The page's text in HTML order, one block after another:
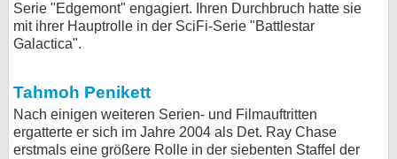
Serie "Edgemont" engagiert. Ihren Durchbruch hatte sie
mit ihrer Hauptrolle in der SciFi-Serie "Battlestar
Galactica".
Tahmoh Penikett
Nach einigen weiteren Serien- und Filmauftritten
ergatterte er sich im Jahre 2004 als Det. Ray Chase
erstmals eine größere Rolle in der siebenten Staffel der